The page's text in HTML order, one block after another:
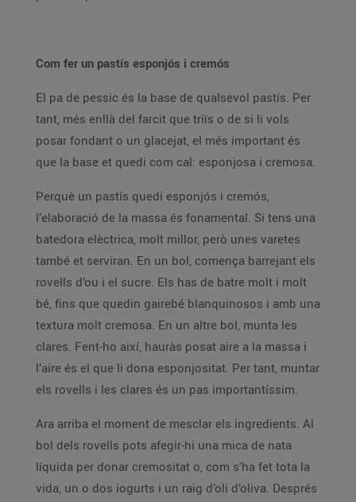
Com fer un pastís esponjós i cremós
El pa de pessic és la base de qualsevol pastís. Per
tant, més enllà del farcit que triïs o de si li vols
posar fondant o un glacejat, el més important és
que la base et quedi com cal: esponjosa i cremosa.
Perquè un pastís quedi esponjós i cremós,
l’elaboració de la massa és fonamental. Si tens una
batedora elèctrica, molt millor, però unes varetes
també et serviran. En un bol, comença barrejant els
rovells d’ou i el sucre. Els has de batre molt i molt
bé, fins que quedin gairebé blanquinosos i amb una
textura molt cremosa. En un altre bol, munta les
clares. Fent-ho així, hauràs posat aire a la massa i
l’aire és el que li dona esponjositat. Per tant, muntar
els rovells i les clares és un pas importantíssim.
Ara arriba el moment de mesclar els ingredients. Al
bol dels rovells pots afegir-hi una mica de nata
líquida per donar cremositat o, com s’ha fet tota la
vida, un o dos iogurts i un raig d’oli d’oliva. Després